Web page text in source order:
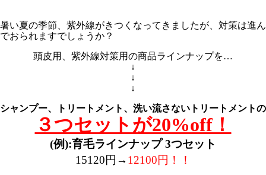
暑い夏の季節、紫外線がきつくなってきましたが、対策は進ん
でおられますでしょうか？
頭皮用、紫外線対策用の商品ラインナップを…
↓
↓
↓
シャンプー、トリートメント、洗い流さないトリートメントの
３つセットが20%off！
(例):育毛ラインナップ 3つセット
15120円→ 12100円！！